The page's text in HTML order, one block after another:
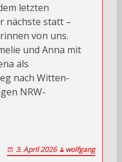
letzten
nächste statt –
von uns.
und Anna mit
als
nach Witten-
NRW-
3. April 2026 wolfgang